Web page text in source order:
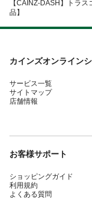
【CAINZ-DASH】トラ
品】
カインズオンライン
サービス一覧
サイトマップ
店舗情報
お客様サポート
ショッピングガイド
利用規約
よくある質問